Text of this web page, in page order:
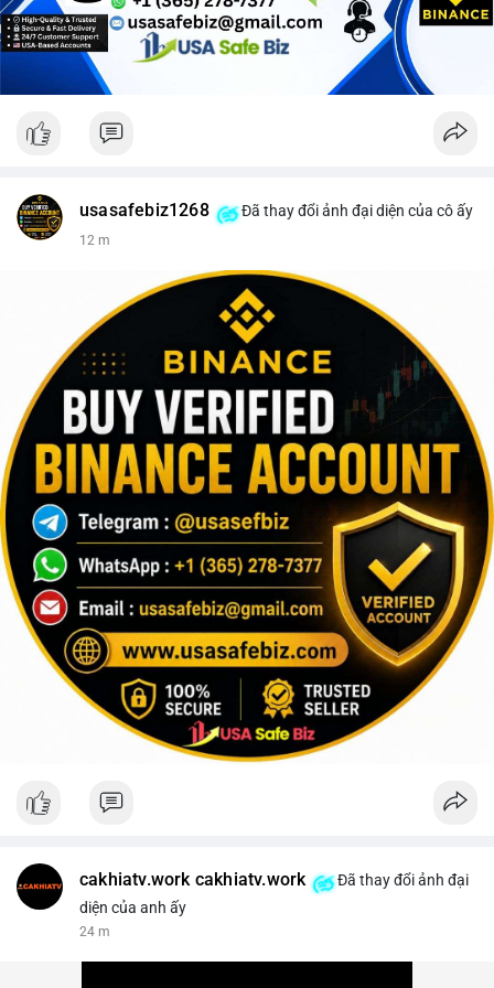
Lời khuyên cho nhà đầu tư nhỏ lẻ: Theo dõi sát điểm đến của
dòng tiền này trong 24-48 giờ tới. Nếu BTC được nạp lên sàn
giao dịch, hãy thận trọng với khả năng điều chỉnh giá và cân
nhắc chốt lời một phần. Ngược lại, nếu dòng tiền chuyển vào ví
#152dot5btc
usasafebiz1268 Đã thay đổi ảnh đại diện của cô ấy
12 m
cakhiatv.work cakhiatv.work
Đã thay đổi ảnh đại
diện của anh ấy
24 m